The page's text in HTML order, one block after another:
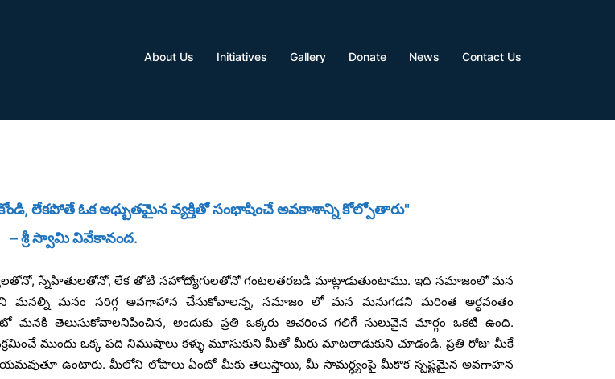
About Us Initiatives Gallery Donate News Contact Us
లేకపోతే ఓక అధ్బుతమైన వ్యక్తితో సంభాషించే అవకాశాన్ని కోల్పోతారు"
– శ్రీ స్వామి వివేకానంద.
స్నేహితులతోనో, లేక తోటి సహోద్యోగులతోనో గంటలతరబడి మాట్లాడుతుంటాము. ఇది సమాజంలో మన
మనల్ని మనం సరిగ్గ అవగాహాన చేసుకోవాలన్న, సమాజం లో మన మనుగడని మరింత అర్ధవంతం
తెలుసుకోవాలనిపించిన, అందుకు ప్రతి ఒక్కరు ఆచరించ గలిగే సులువైన మార్గం ఒకటి ఉంది.
ముందు ఒక్క పది నిముషాలు కళ్ళు మూసుకుని మీతో మీరు మాటలాడుకుని చూడండి. ప్రతి రోజు మీకే
ఉంటారు. మీలోని లోపాలు ఏంటో మీకు తెలుస్తాయి, మీ సామర్ధ్యంపై మీకొక స్పష్టమైన అవగాహన